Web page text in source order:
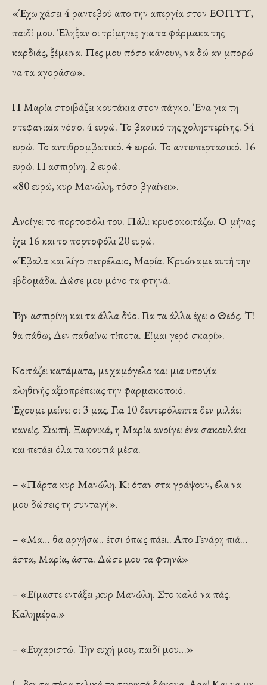
«Έχω χάσει 4 ραντεβού απο την απεργία στον ΕΟΠΥΥ,
παιδί μου. Έληξαν οι τρίμηνες για τα φάρμακα της
καρδιάς, ξέμεινα. Πες μου πόσο κάνουν, να δώ αν μπορώ
να τα αγοράσω».
Η Μαρία στοιβάζει κουτάκια στον πάγκο. Ένα για τη
στεφανιαία νόσο. 4 ευρώ. Το βασικό της χοληστερίνης. 54
ευρώ. Το αντιθρομβωτικό. 4 ευρώ. Το αντιυπερτασικό. 16
ευρώ. Η ασπιρίνη. 2 ευρώ.
«80 ευρώ, κυρ Μανώλη, τόσο βγαίνει».
Ανοίγει το πορτοφόλι του. Πάλι κρυφοκοιτάζω. Ο μήνας
έχει 16 και το πορτοφόλι 20 ευρώ.
«Έβαλα και λίγο πετρέλαιο, Μαρία. Κρυώναμε αυτή την
εβδομάδα. Δώσε μου μόνο τα φτηνά.
Την ασπιρίνη και τα άλλα δύο. Για τα άλλα έχει ο Θεός. Τί
θα πάθω; Δεν παθαίνω τίποτα. Είμαι γερό σκαρί».
Κοιτάζει κατάματα, με χαμόγελο και μια υποψία
αληθινής αξιοπρέπειας την φαρμακοποιό.
Έχουμε μείνει οι 3 μας. Για 10 δευτερόλεπτα δεν μιλάει
κανείς. Σιωπή. Ξαφνικά, η Μαρία ανοίγει ένα σακουλάκι
και πετάει όλα τα κουτιά μέσα.
– «Πάρτα κυρ Μανώλη. Κι όταν στα γράψουν, έλα να
μου δώσεις τη συνταγή».
– «Μα… θα αργήσω.. έτσι όπως πάει.. Απο Γενάρη πιά…
άστα, Μαρία, άστα. Δώσε μου τα φτηνά»
– «Είμαστε εντάξει ,κυρ Μανώλη. Στο καλό να πάς.
Καλημέρα.»
– «Ευχαριστώ. Την ευχή μου, παιδί μου…»